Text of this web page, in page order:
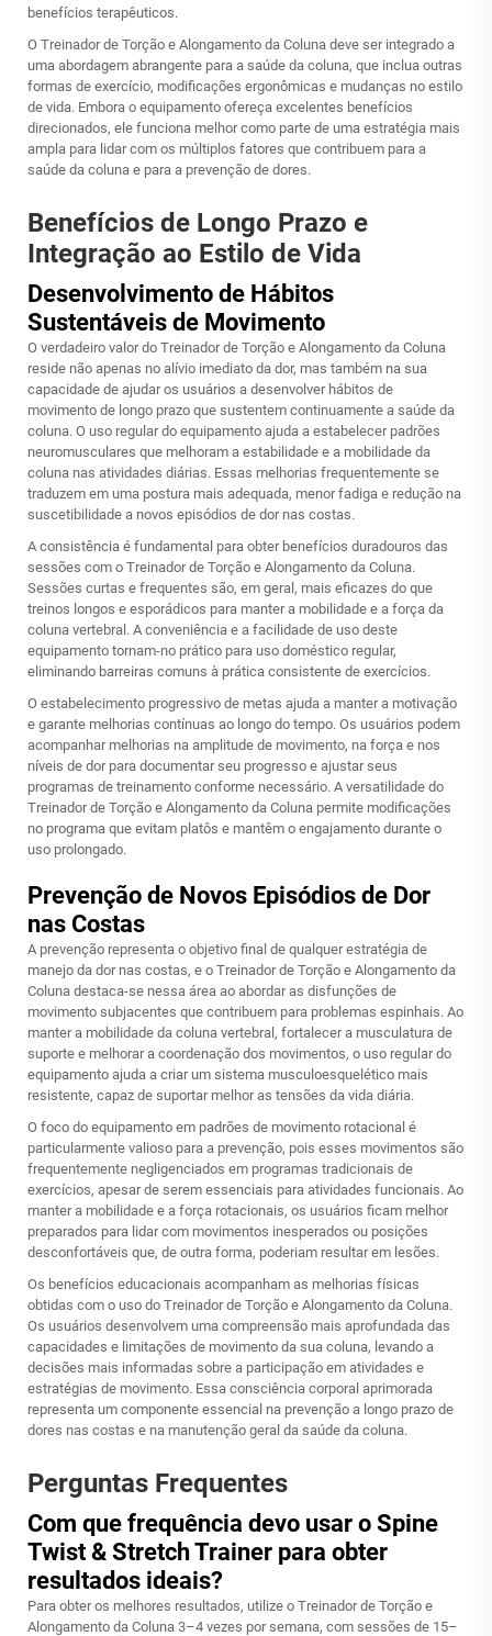
benefícios terapêuticos.
O Treinador de Torção e Alongamento da Coluna deve ser integrado a
uma abordagem abrangente para a saúde da coluna, que inclua outras
formas de exercício, modificações ergonômicas e mudanças no estilo
de vida. Embora o equipamento ofereça excelentes benefícios
direcionados, ele funciona melhor como parte de uma estratégia mais
ampla para lidar com os múltiplos fatores que contribuem para a
saúde da coluna e para a prevenção de dores.
Benefícios de Longo Prazo e
Integração ao Estilo de Vida
Desenvolvimento de Hábitos
Sustentáveis de Movimento
O verdadeiro valor do Treinador de Torção e Alongamento da Coluna
reside não apenas no alívio imediato da dor, mas também na sua
capacidade de ajudar os usuários a desenvolver hábitos de
movimento de longo prazo que sustentem continuamente a saúde da
coluna. O uso regular do equipamento ajuda a estabelecer padrões
neuromusculares que melhoram a estabilidade e a mobilidade da
coluna nas atividades diárias. Essas melhorias frequentemente se
traduzem em uma postura mais adequada, menor fadiga e redução na
suscetibilidade a novos episódios de dor nas costas.
A consistência é fundamental para obter benefícios duradouros das
sessões com o Treinador de Torção e Alongamento da Coluna.
Sessões curtas e frequentes são, em geral, mais eficazes do que
treinos longos e esporádicos para manter a mobilidade e a força da
coluna vertebral. A conveniência e a facilidade de uso deste
equipamento tornam-no prático para uso doméstico regular,
eliminando barreiras comuns à prática consistente de exercícios.
O estabelecimento progressivo de metas ajuda a manter a motivação
e garante melhorias contínuas ao longo do tempo. Os usuários podem
acompanhar melhorias na amplitude de movimento, na força e nos
níveis de dor para documentar seu progresso e ajustar seus
programas de treinamento conforme necessário. A versatilidade do
Treinador de Torção e Alongamento da Coluna permite modificações
no programa que evitam platôs e mantêm o engajamento durante o
uso prolongado.
Prevenção de Novos Episódios de Dor
nas Costas
A prevenção representa o objetivo final de qualquer estratégia de
manejo da dor nas costas, e o Treinador de Torção e Alongamento da
Coluna destaca-se nessa área ao abordar as disfunções de
movimento subjacentes que contribuem para problemas espinhais. Ao
manter a mobilidade da coluna vertebral, fortalecer a musculatura de
suporte e melhorar a coordenação dos movimentos, o uso regular do
equipamento ajuda a criar um sistema musculoesquelético mais
resistente, capaz de suportar melhor as tensões da vida diária.
O foco do equipamento em padrões de movimento rotacional é
particularmente valioso para a prevenção, pois esses movimentos são
frequentemente negligenciados em programas tradicionais de
exercícios, apesar de serem essenciais para atividades funcionais. Ao
manter a mobilidade e a força rotacionais, os usuários ficam melhor
preparados para lidar com movimentos inesperados ou posições
desconfortáveis que, de outra forma, poderiam resultar em lesões.
Os benefícios educacionais acompanham as melhorias físicas
obtidas com o uso do Treinador de Torção e Alongamento da Coluna.
Os usuários desenvolvem uma compreensão mais aprofundada das
capacidades e limitações de movimento da sua coluna, levando a
decisões mais informadas sobre a participação em atividades e
estratégias de movimento. Essa consciência corporal aprimorada
representa um componente essencial na prevenção a longo prazo de
dores nas costas e na manutenção geral da saúde da coluna.
Perguntas Frequentes
Com que frequência devo usar o Spine
Twist & Stretch Trainer para obter
resultados ideais?
Para obter os melhores resultados, utilize o Treinador de Torção e
Alongamento da Coluna 3–4 vezes por semana, com sessões de 15–